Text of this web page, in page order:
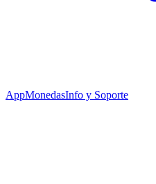
AppMonedasInfo y Soporte